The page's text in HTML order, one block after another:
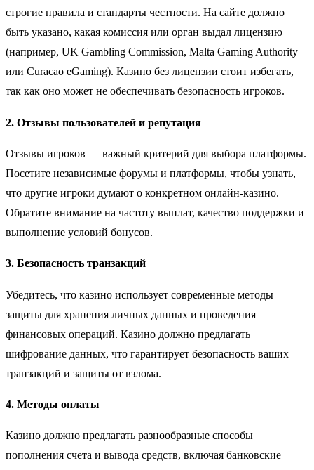
строгие правила и стандарты честности. На сайте должно
быть указано, какая комиссия или орган выдал лицензию
(например, UK Gambling Commission, Malta Gaming Authority
или Curacao eGaming). Казино без лицензии стоит избегать,
так как оно может не обеспечивать безопасность игроков.
2. Отзывы пользователей и репутация
Отзывы игроков — важный критерий для выбора платформы.
Посетите независимые форумы и платформы, чтобы узнать,
что другие игроки думают о конкретном онлайн-казино.
Обратите внимание на частоту выплат, качество поддержки и
выполнение условий бонусов.
3. Безопасность транзакций
Убедитесь, что казино использует современные методы
защиты для хранения личных данных и проведения
финансовых операций. Казино должно предлагать
шифрование данных, что гарантирует безопасность ваших
транзакций и защиты от взлома.
4. Методы оплаты
Казино должно предлагать разнообразные способы
пополнения счета и вывода средств, включая банковские